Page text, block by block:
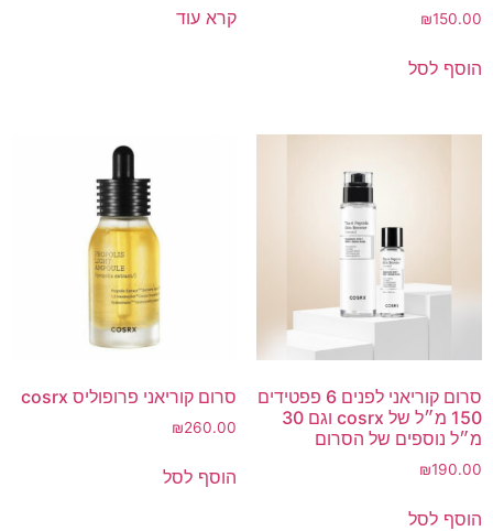
₪150.00
הוסף לסל
קרא עוד
סרום קוריאני לפנים 6 פפטידים
150 מ״ל של cosrx וגם 30
מ״ל נוספים של הסרום
₪190.00
הוסף לסל
סרום קוריאני פרופוליס cosrx
₪260.00
הוסף לסל